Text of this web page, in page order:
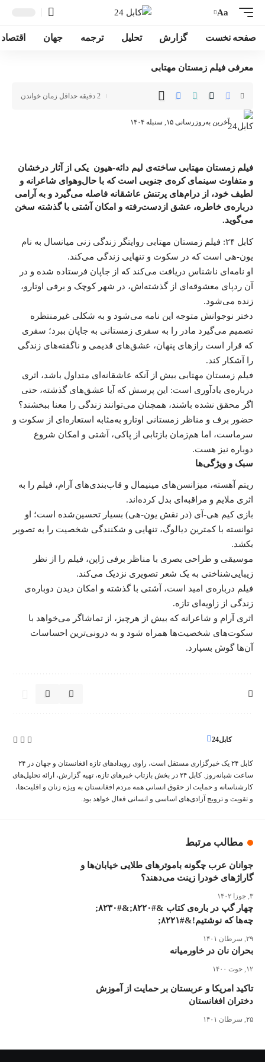
Aa
صفحه نخست گزارش تحلیل ترجمه جهان اقتصاد
معرفی فیلم زمستان مهتابی
آخرین به‌روزرسانی ۱۵, سنبله ۱۴۰۴
2 دقیقه حداقل زمان خواندن
فیلم زمستان مهتابی ساخته‌ی لیم دائه-هیون یکی از آثار درخشان
و متفاوت سینمای کره‌ی جنوبی است که با حال‌وهوای شاعرانه و
لطیف خود، از درام‌های پرتنش عاشقانه فاصله می‌گیرد و به آرامی
درباره‌ی خاطره، عشق ازدست‌رفته و امکان آشتی با گذشته سخن
می‌گوید.
کابل ۲۴
: فیلم زمستان مهتابی روایتگر زندگی زنی میانسال به نام
یون-هی است که در سکوت و تنهایی زندگی می‌کند.
او نامه‌ای ناشناس دریافت می‌کند که از جاپان فرستاده شده و در
آن ردپای معشوقه‌ای از گذشته‌اش، در شهر کوچک و برفی اوتارو،
زنده می‌شود.
دختر نوجوانش متوجه این نامه می‌شود و به شکلی غیرمنتظره
تصمیم می‌گیرد مادر را به سفری زمستانی به جاپان ببرد؛ سفری
که قرار است رازهای پنهان، عشق‌های قدیمی و ناگفته‌های زندگی
را آشکار کند.
فیلم زمستان مهتابی بیش از آنکه عاشقانه‌ای متداول باشد، اثری
درباره‌ی یادآوری است: این پرسش که آیا عشق‌های گذشته، حتی
اگر محقق نشده باشند، همچنان می‌توانند زندگی را معنا ببخشند؟
حضور برف و مناظر زمستانی اوتارو به‌مثابه استعاره‌ای از سکوت و
سرماست، اما هم‌زمان بازتابی از پاکی، آشتی و امکان شروع
دوباره نیز هست.
سبک و ویژگی‌ها
ریتم آهسته، میزانسن‌های مینیمال و قاب‌بندی‌های آرام، فیلم را به
اثری ملایم و مراقبه‌ای بدل کرده‌اند.
بازی کیم هی-آی (در نقش یون-هی) بسیار تحسین‌شده است؛ او
توانسته با کمترین دیالوگ، تنهایی و شکنندگی شخصیت را به تصویر
بکشد.
موسیقی و طراحی بصری با مناظر برفی ژاپن، فیلم را از نظر
زیبایی‌شناختی به یک شعر تصویری نزدیک می‌کند.
فیلم درباره‌ی
امید است، آشتی با گذشته و امکان دیدن دوباره‌ی
زندگی از زاویه‌ای تازه.
اثری آرام و شاعرانه که بیش از هرچیز، از تماشاگر می‌خواهد با
سکوت‌های شخصیت‌ها همراه شود و به درونی‌ترین احساسات
آن‌ها گوش بسپارد.
کابل24
کابل ۲۴ یک خبرگزاری مستقل است، راوی رویدادهای تازه افغانستان و جهان در ۲۴
ساعت شبانه‌روز. کابل ۲۴ در بخش‌ بازتاب‌ خبرهای تازه، تهیه‌ گزارش‌، ارائه تحلیل‌های
کارشناسانه و حمایت از حقوق انسانی همه مردم افغانستان به ویژه زنان و اقلیت‌ها،
و تقویت‌ و ترویج آزادی‌های اساسی و انسانی فعال خواهد بود.
مطالب مرتبط
جوانان عرب چگونه باموترهای طلایی خیابان‌ها و
گاراژهای خودرا زینت می‌دهند؟
۳, جوزا ۱۴۰۲
چهار گپ در باره‌ی کتاب &#۸۲۲۰;&#۸۲۳۰;
چه‌ها که نوشتیم!&#۸۲۲۱;
۲۹, سرطان ۱۴۰۱
بحران نان در خاورمیانه
۱۲, حوت ۱۴۰۰
تاکید امریکا و عربستان بر حمایت از آموزش
دختران افغانستان
۲۵, سرطان ۱۴۰۱